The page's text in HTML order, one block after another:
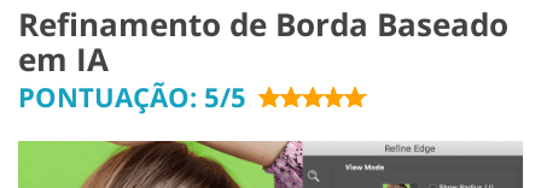
Refinamento de Borda Baseado
em IA
PONTUAÇÃO: 5/5